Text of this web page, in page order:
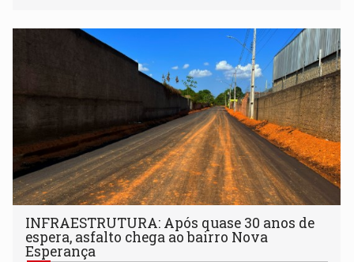
INFRAESTRUTURA: Após quase 30 anos de
espera, asfalto chega ao bairro Nova
Esperança